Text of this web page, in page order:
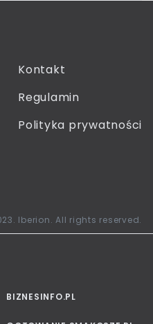
Kontakt
Regulamin
Polityka prywatności
Iberion. All rights reserved.
BIZNESINFO.PL